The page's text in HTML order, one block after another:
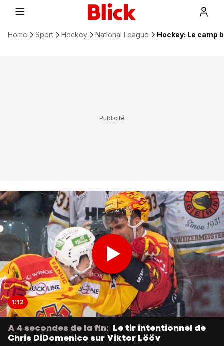
Home Sport Hockey National League Hockey: Le camp
1:12
A 4 secondes de la fin: Le tir intentionnel de
Chris DiDomenico sur Viktor Lööv